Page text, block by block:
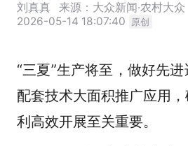
刘真真
来源：大众新闻·农村大众
2026-05-14 18:07:40
原创
“三夏”生产将至，做好先
配套技术大面积推广应用
利高效开展至关重要。